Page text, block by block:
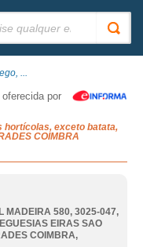
...
oferecida por
hortícolas, exceto batata,
COIMBRA
MADEIRA 580, 3025-047,
EIRAS SAO
COIMBRA,